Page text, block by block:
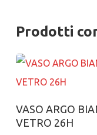
Prodotti
Aggiungi al
VASO ARGO
VETRO 26H